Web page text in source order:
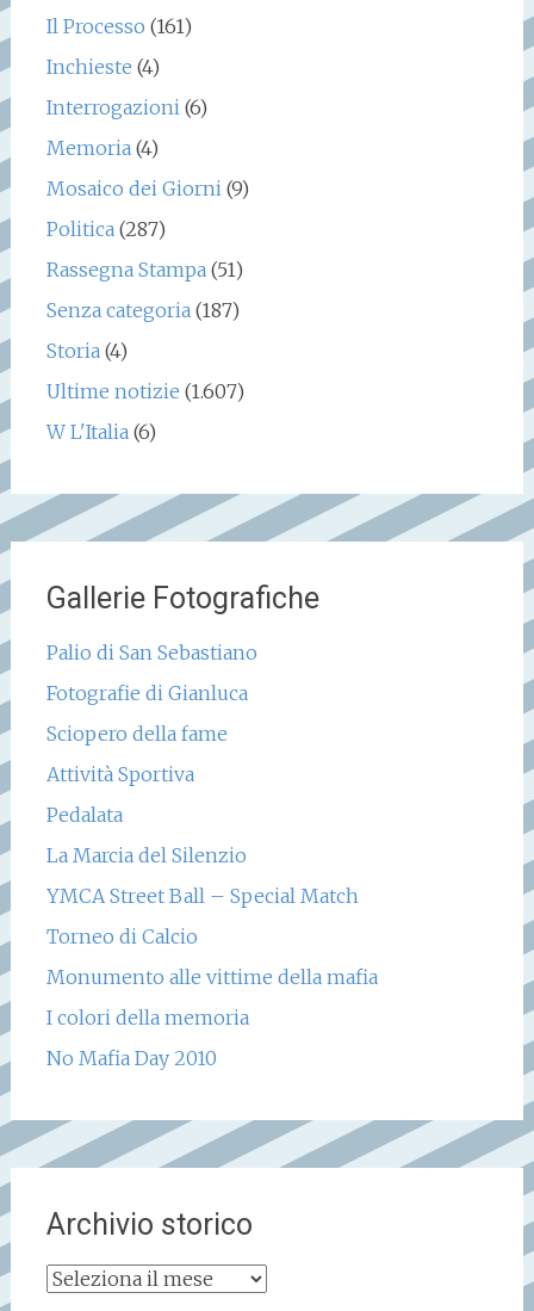
Il Processo (161)
Inchieste (4)
Interrogazioni(6)
Memoria(4)
Mosaico dei Giorni(9)
Politica(287)
Rassegna Stampa(51)
Senza categoria(187)
Storia(4)
Ultime notizie (1.607)
W L'Italia(6)
Gallerie Fotografiche
Palio di San Sebastiano
Fotografie di Gianluca
Sciopero della fame
Attività Sportiva
Pedalata
La Marcia del Silenzio
YMCA Street Ball – Special Match
Torneo di Calcio
Monumento alle vittime della mafia
I colori della memoria
No Mafia Day 2010
Archivio storico
Archivio